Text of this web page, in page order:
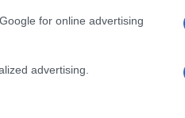
for online advertising
advertising.